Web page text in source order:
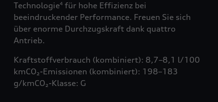
Technologie4 für hohe Effizienz bei
beeindruckender Performance. Freuen Sie sich
über enorme Durchzugskraft dank quattro
Antrieb.
Kraftstoffverbrauch (kombiniert): 8,7–8,1 l/100
kmCO₂-Emissionen (kombiniert): 198–183
g/kmCO₂-Klasse: G